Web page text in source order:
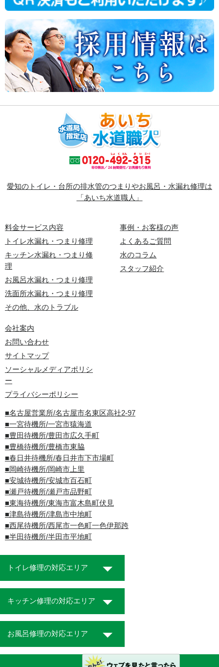
愛知のトイレ・台所の排水管のつまりやお風呂・水漏れ修理は
「あいち水道職人」
料金サービス内容
トイレ水漏れ・つまり修理
キッチン水漏れ・つまり修
理
お風呂水漏れ・つまり修理
洗面所水漏れ・つまり修理
その他、水のトラブル
事例・お客様の声
よくあるご質問
水のコラム
スタッフ紹介
会社案内
お問い合わせ
サイトマップ
ソーシャルメディアポリシ
ー
プライバシーポリシー
■名古屋営業所/名古屋市名東区高社2-97
■一宮待機所/一宮市猿海道
■豊田待機所/豊田市広久手町
■豊橋待機所/豊橋市東脇
■春日井待機所/春日井市下市場町
■岡崎待機所/岡崎市上里
■安城待機所/安城市百石町
■瀬戸待機所/瀬戸市品野町
■東海待機所/東海市富木島町伏見
■津島待機所/津島市中地町
■西尾待機所/西尾市一色町一色伊那跨
■半田待機所/半田市平地町
トイレ修理の対応エリア
キッチン修理の対応エリア
お風呂修理の対応エリア